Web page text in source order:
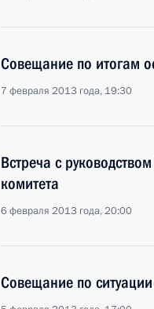
Совещание по итогам
7 февраля 2013 года, 19:30
Встреча с
комитета
6 февраля 2013 года, 20:00
Совещание по